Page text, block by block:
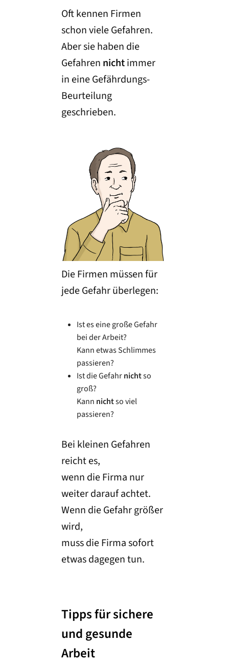
Oft kennen Firmen
schon viele Gefahren.
Aber sie haben die
Gefahren nichtimmer
in eine Gefährdungs-
Beurteilung
geschrieben.
Die Firmen müssen für
jede Gefahr überlegen:
Ist es eine große Gefahr
bei der Arbeit?
Kann etwas Schlimmes
passieren?
Ist die Gefahrnichtso
groß?
Kann nichtso viel
passieren?
Bei kleinen Gefahren
reicht es,
wenn die Firma nur
weiter darauf achtet.
Wenn die Gefahr größer
wird,
muss die Firma sofort
etwas dagegen tun.
Tipps für sichere
und gesunde
Arbeit